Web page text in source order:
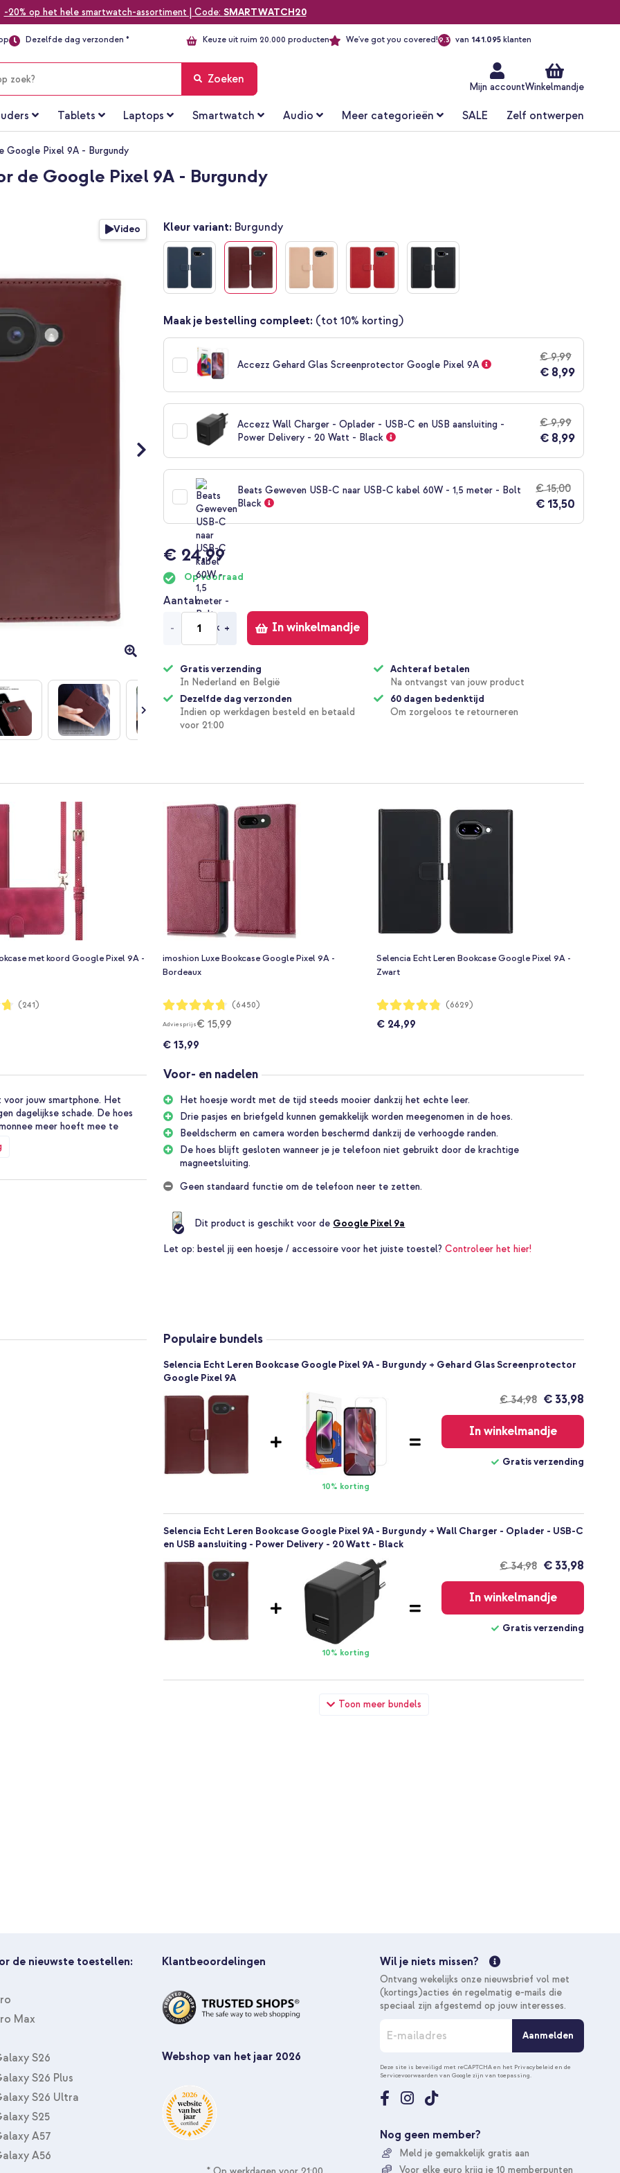
-20% op het hele smartwatch-assortiment | Code: SMARTWATCH20
Dezelfde dag verzonden * Keuze uit ruim 20.000 producten We've got you covered!9.3 van 141.095klanten
Mijn accountWinkelmandje
Zoeken
Tablets Laptops Smartwatch Audio Meer categorieën SALE Zelf ontwerpen
Google Pixel 9A - Burgundy
de Google Pixel 9A - Burgundy
Video Kleur variant: Burgundy
Maak je bestelling compleet: (tot 10% korting)
Accezz Gehard Glas Screenprotector Google Pixel 9A
€ 9,99
€ 8,99
Accezz Wall Charger - Oplader - USB-C en USB aansluiting -
Power Delivery - 20 Watt - Black
€ 9,99
€ 8,99
Beats Geweven USB-C naar USB-C kabel 60W - 1,5 meter - Bolt
Black
€ 15,00
€ 13,50
€ 24,99
Op voorraad
Aantal
- + In winkelmandje
Gratis verzending
In Nederland en België
Dezelfde dag verzonden
Indien op werkdagen besteld en betaald
voor 21:00
Achteraf betalen
Na ontvangst van jouw product
60 dagen bedenktijd
Om zorgeloos te retourneren
met koord Google Pixel 9A -
(241)
imoshion Luxe Bookcase Google Pixel 9A -
Bordeaux
Waardering:
94%
(6450)
Adviesprijs€ 15,99
€ 13,99
Selencia Echt Leren Bookcase Google Pixel 9A -
Zwart
Waardering:
96%
(6629)
€ 24,99
jouw smartphone. Het
dagelijkse schade. De hoes
meer hoeft mee te
100% authentiek. Een mooie
mee, zodat je je
magneetsluiting heeft,
zacht siliconen materiaal, dat
het beeldscherm beschermd
Voor- en nadelen
Het hoesje wordt met de tijd steeds mooier dankzij het echte leer.
Drie pasjes en briefgeld kunnen gemakkelijk worden meegenomen in de hoes.
Beeldscherm en camera worden beschermd dankzij de verhoogde randen.
De hoes blijft gesloten wanneer je je telefoon niet gebruikt door de krachtige
magneetsluiting.
Geen standaard functie om de telefoon neer te zetten.
Dit product is geschikt voor de Google Pixel 9a
Let op: bestel jij een hoesje / accessoire voor het juiste toestel?Controleer het hier!
Populaire bundels
Toon meer bundels
Selencia Echt Leren Bookcase Google Pixel 9A - Burgundy + Gehard Glas Screenprotector
Google Pixel 9A
10% korting
€ 34,98
Gratis
verzending
€ 33,98
In winkelmandje
Gratis verzending
Selencia Echt Leren Bookcase Google Pixel 9A - Burgundy + Wall Charger - Oplader - USB-C
en USB aansluiting - Power Delivery - 20 Watt - Black
10% korting
€ 34,98
Gratis
verzending
€ 33,98
In winkelmandje
Gratis verzending
Selencia Echt Leren Bookcase Google Pixel 9A - Burgundy + Geweven USB-C naar USB-C
de nieuwste toestellen:
Max
S26
S26 Plus
S26 Ultra
S25
A57
A56
Klantbeoordelingen
Webshop van het jaar 2026
Wil je niets missen?
Ontvang wekelijks onze nieuwsbrief vol met
(kortings)acties én regelmatig e-mails die
speciaal zijn afgestemd op jouw interesses.
n
n
e
e
u
p
o
Aanmelden
Deze site is beveiligd met reCAPTCHA en het Privacybeleid en de
Servicevoorwaarden van Google zijn van toepassing.
Nog geen member?
Meld je gemakkelijk gratis aan
Voor elke euro krijg je 10 memberpunten